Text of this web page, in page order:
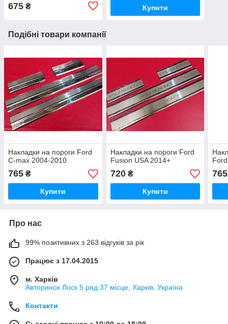
675 ₴ Купити
Подібні товари компанії
Накладки на пороги Ford
C-max 2004-2010
765 ₴
Купити
Накладки на пороги Ford
Fusion USA 2014+
720₴
Купити
765
Про нас
99% позитивних з 263 відгуків за рік
Працює з 17.04.2015
м. Харків
Авторинок Лоск 5 ряд 37 місце, Харків, Україна
Контакти